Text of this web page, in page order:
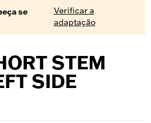
se
Verificar a
adaptação
STEM
SIDE